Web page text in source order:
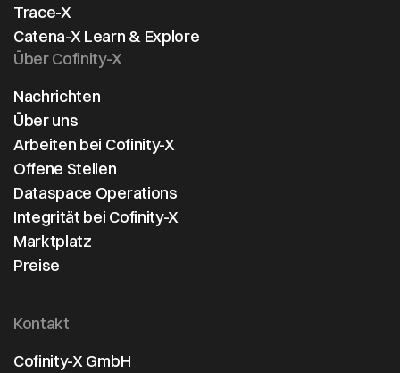
Trace-X
Catena-X Learn & Explore
Über Cofinity-X
Nachrichten
Über uns
Arbeiten bei Cofinity-X
Offene Stellen
Dataspace Operations
Integrität bei Cofinity-X
Kontakt
Cofinity-X GmbH
Marktplatz
Preise